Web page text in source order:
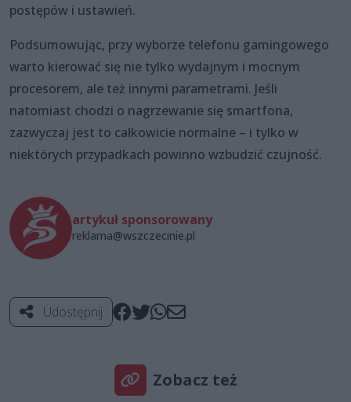
postępów i ustawień.
Podsumowując, przy wyborze telefonu gamingowego
warto kierować się nie tylko wydajnym i mocnym
procesorem, ale też innymi parametrami. Jeśli
natomiast chodzi o nagrzewanie się smartfona,
zazwyczaj jest to całkowicie normalne – i tylko w
niektórych przypadkach powinno wzbudzić czujność.
artykuł sponsorowany
reklama@wszczecinie.pl
Udostępnij
Zobacz też